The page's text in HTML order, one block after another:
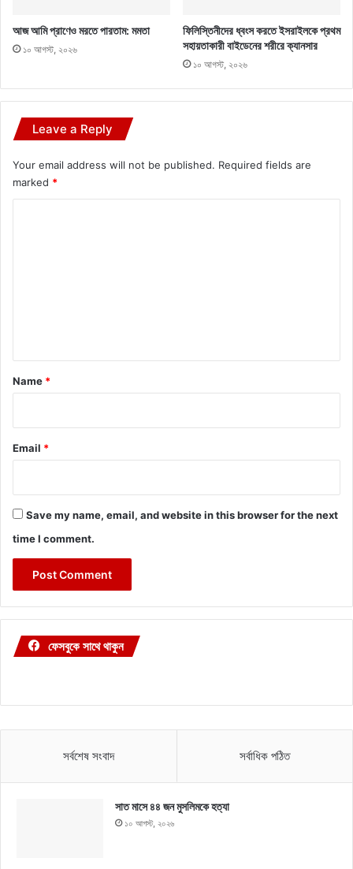
আজ আমি প্রাণেও মরতে পারতাম: মমতা
১০ আগস্ট, ২০২৬
ফিলিস্তিনীদের ধ্বংস করতে ইসরাইলকে প্রথম
সহায়তাকারী বাইডেনের শরীরে ক্যানসার
১০ আগস্ট, ২০২৬
Leave a Reply
Your email address will not be published. Required fields are
marked *
*
Name *
Email *
Save my name, email, and website in this browser for the next
time I comment.
ফেসবুকে সাথে থাকুন
সর্বশেষ সংবাদ সর্বাধিক পঠিত
সাত মাসে ৪৪ জন মুসলিমকে হত্যা
১০ আগস্ট, ২০২৬